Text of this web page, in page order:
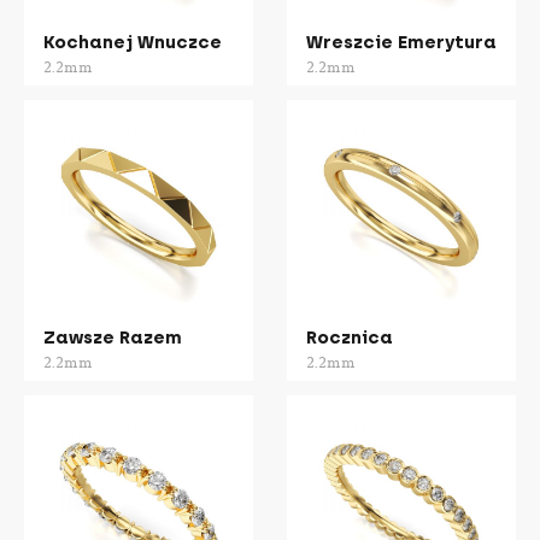
Kochanej Wnuczce
2.2mm
Wreszcie Emerytura
2.2mm
Zawsze Razem
2.2mm
Rocznica
2.2mm